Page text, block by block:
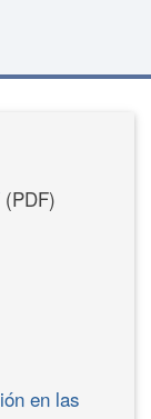
(PDF)
en las